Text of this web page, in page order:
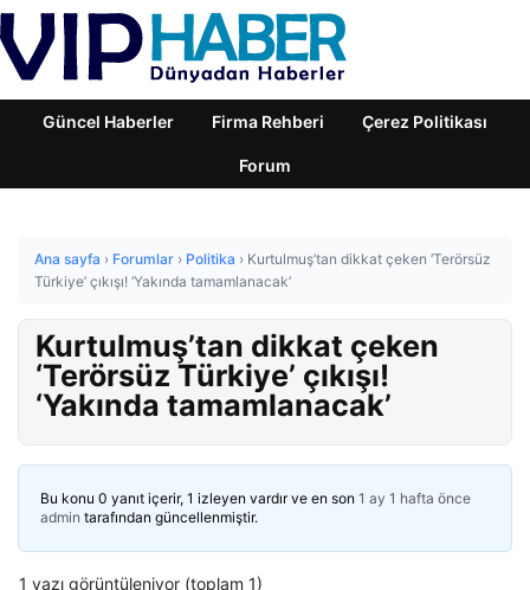
Güncel Haberler Firma Rehberi Çerez Politikası
Forum
Ana sayfa › Forumlar › Politika › Kurtulmuş’tan dikkat çeken ‘Terörsüz
Türkiye’ çıkışı! ‘Yakında tamamlanacak’
Kurtulmuş’tan dikkat çeken
‘Terörsüz Türkiye’ çıkışı!
‘Yakında tamamlanacak’
Bu konu 0 yanıt içerir, 1 izleyen vardır ve en son 1 ay 1 hafta önce
admin tarafından güncellenmiştir.
1 yazı görüntüleniyor (toplam 1)